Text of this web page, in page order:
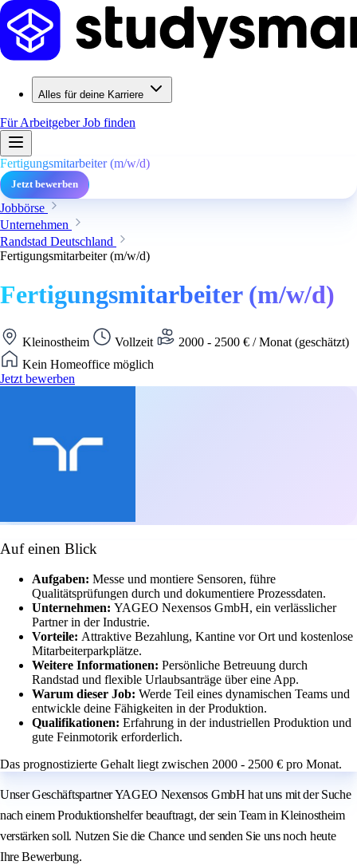
Alles für deine Karriere
Für ArbeitgeberJob finden
Fertigungsmitarbeiter (m/w/d)
Jetzt bewerben
Jobbörse
Unternehmen
Randstad Deutschland
Fertigungsmitarbeiter (m/w/d)
Fertigungsmitarbeiter (m/w/d)
Kleinostheim Vollzeit
2000 - 2500 € / Monat (geschätzt)
Kein Homeoffice möglich
Jetzt bewerben
Auf einen Blick
Aufgaben: Messe und montiere Sensoren, führe
Qualitätsprüfungen durch und dokumentiere Prozessdaten.
Unternehmen: YAGEO Nexensos GmbH, ein verlässlicher
Partner in der Industrie.
Vorteile: Attraktive Bezahlung, Kantine vor Ort und kostenlose
Mitarbeiterparkplätze.
Weitere Informationen: Persönliche Betreuung durch
Randstad und flexible Urlaubsanträge über eine App.
Warum dieser Job: Werde Teil eines dynamischen Teams und
entwickle deine Fähigkeiten in der Produktion.
Qualifikationen: Erfahrung in der industriellen Produktion und
gute Feinmotorik erforderlich.
Das prognostizierte Gehalt liegt zwischen 2000 - 2500 € pro Monat.
Unser Geschäftspartner YAGEO Nexensos GmbH hat uns mit der Suche
nach einem Produktionshelfer beauftragt, der sein Team in Kleinostheim
verstärken soll. Nutzen Sie die Chance und senden Sie uns noch heute
Ihre Bewerbung.